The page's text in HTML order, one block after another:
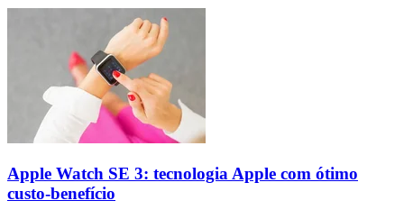
Apple Watch SE 3: tecnologia Apple com ótimo
custo-benefício